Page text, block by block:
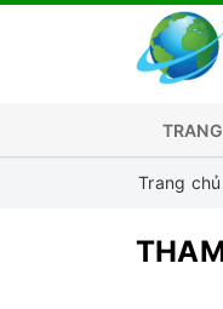
Trang chủ